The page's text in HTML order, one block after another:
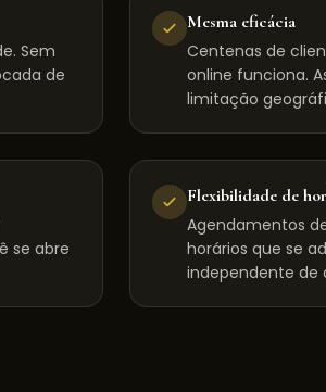
Sem
de
Mesma eficácia
Centenas de
online funciona.
limitação
se abre
Flexibilidade de
Agendamentos
horários que se
independente de